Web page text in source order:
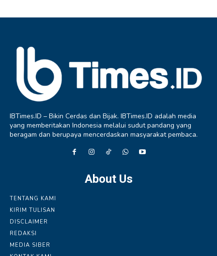
IBTimes.ID – Bikin Cerdas dan Bijak. IBTimes.ID adalah media
yang memberitakan Indonesia melalui sudut pandang yang
beragam dan berupaya mencerdaskan masyarakat pembaca.
About Us
TENTANG KAMI
KIRIM TULISAN
DISCLAIMER
REDAKSI
MEDIA SIBER